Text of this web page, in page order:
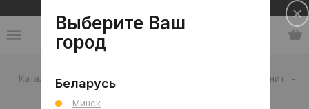
Каталог - Керамогранит
-
Borga White Mat 60x120 R
Выберите Ваш
город
Беларусь
Минск